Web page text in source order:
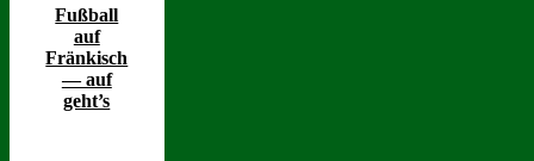
Fußball
auf
Fränkisch
— auf
geht’s